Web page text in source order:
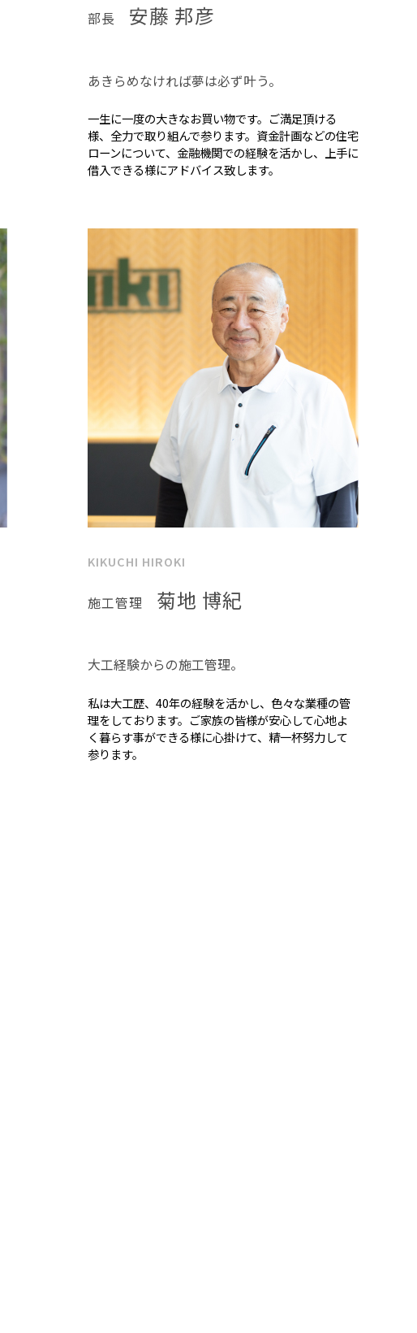
部長 安藤 邦彦
あきらめなければ夢は必ず叶う。
一生に一度の大きなお買い物です。ご満足頂ける
様、全力で取り組んで参ります。資金計画などの住宅
ローンについて、金融機関での経験を活かし、上手に
借入できる様にアドバイス致します。
KIKUCHI HIROKI
施工管理 菊地 博紀
大工経験からの施工管理。
私は大工歴、40年の経験を活かし、色々な業種の管
理をしております。ご家族の皆様が安心して心地よ
く暮らす事ができる様に心掛けて、精一杯努力して
参ります。